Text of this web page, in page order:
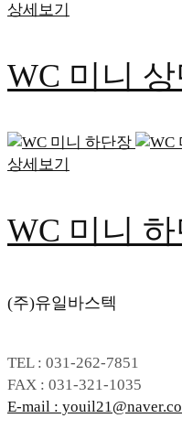
상세보기
WC 미니
상세보기
WC 미니
(주)유일바스텍
TEL : 031-262-7851
FAX : 031-321-1035
E-mail :